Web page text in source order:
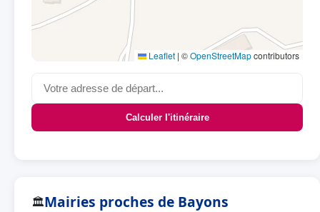
Leaflet | ©OpenStreetMapcontributors
Calculer l'itinéraire
🏛Mairies proches de Bayons